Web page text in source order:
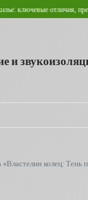
преимущества и
и
колец: Тень